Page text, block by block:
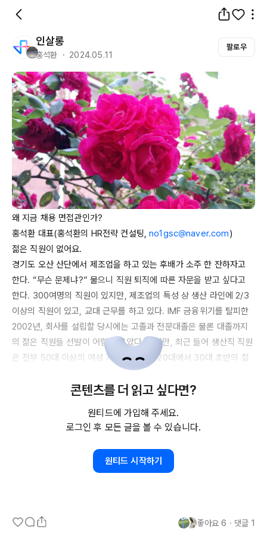
인살롱
홍석환 ・ 2024.05.11
팔로우
왜 지금 채용 면접관인가?
홍석환 대표(홍석환의 HR전략 컨설팅, no1gsc@naver.com)
젊은 직원이 없어요.
경기도 오산 산단에서 제조업을 하고 있는 후배가 소주 한 잔하자고
한다. “무슨 문제냐?” 물으니 직원 퇴직에 따른 자문을 받고 싶다고
한다. 300여명의 직원이 있지만, 제조업의 특성 상 생산 라인에 2/3
이상의 직원이 있고, 교대 근무를 하고 있다. IMF
2002년 , 회사를 설립할 당시에는 고졸과 전문대졸은 물론 대졸까지
의 젊은 직원들 선발이 어렵지 않았다. 하지만, 최근 들어 생산직 직원
은 전부 50대 이상의 여성 지역주민이다. 20대에서 30대 초반의 젊
은 직원들은 아무리 채용 공고를 올려도 지원조차 하지 않는다. 산단
의 모든 회사들이 거의 동일한 상황이며, 운 좋게 젊은 직원이 입사했
이들이 생각하는 것은 두가지라고 한다.
하나는 이곳에서 3년 정도 역량을 쌓고, 더 좋은 회사를 찾아 옮긴다
고 한다. 평생직장 시대에 회사를 다녔던 사람들에게는 이해할 수 없
다. 당시에는 타 회사에 대한 정보도 없었고, 배워 퇴직한다는 것은 배
다른 하나는 워라밸이다. 일이 끝나고 자신의 삶을 즐길 수 있는 여건
콘텐츠를 더 읽고 싶다면?
원티드에 가입해 주세요.
로그인 후 모든 글을 볼 수 있습니다.
원티드 시작하기
좋아요 6 ・ 댓글 1